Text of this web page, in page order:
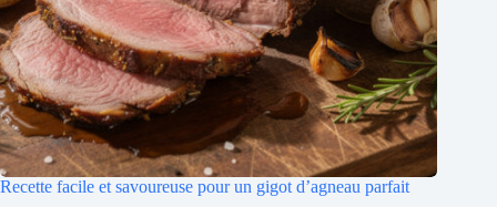
Recette facile et savoureuse pour un gigot d’agneau parfait